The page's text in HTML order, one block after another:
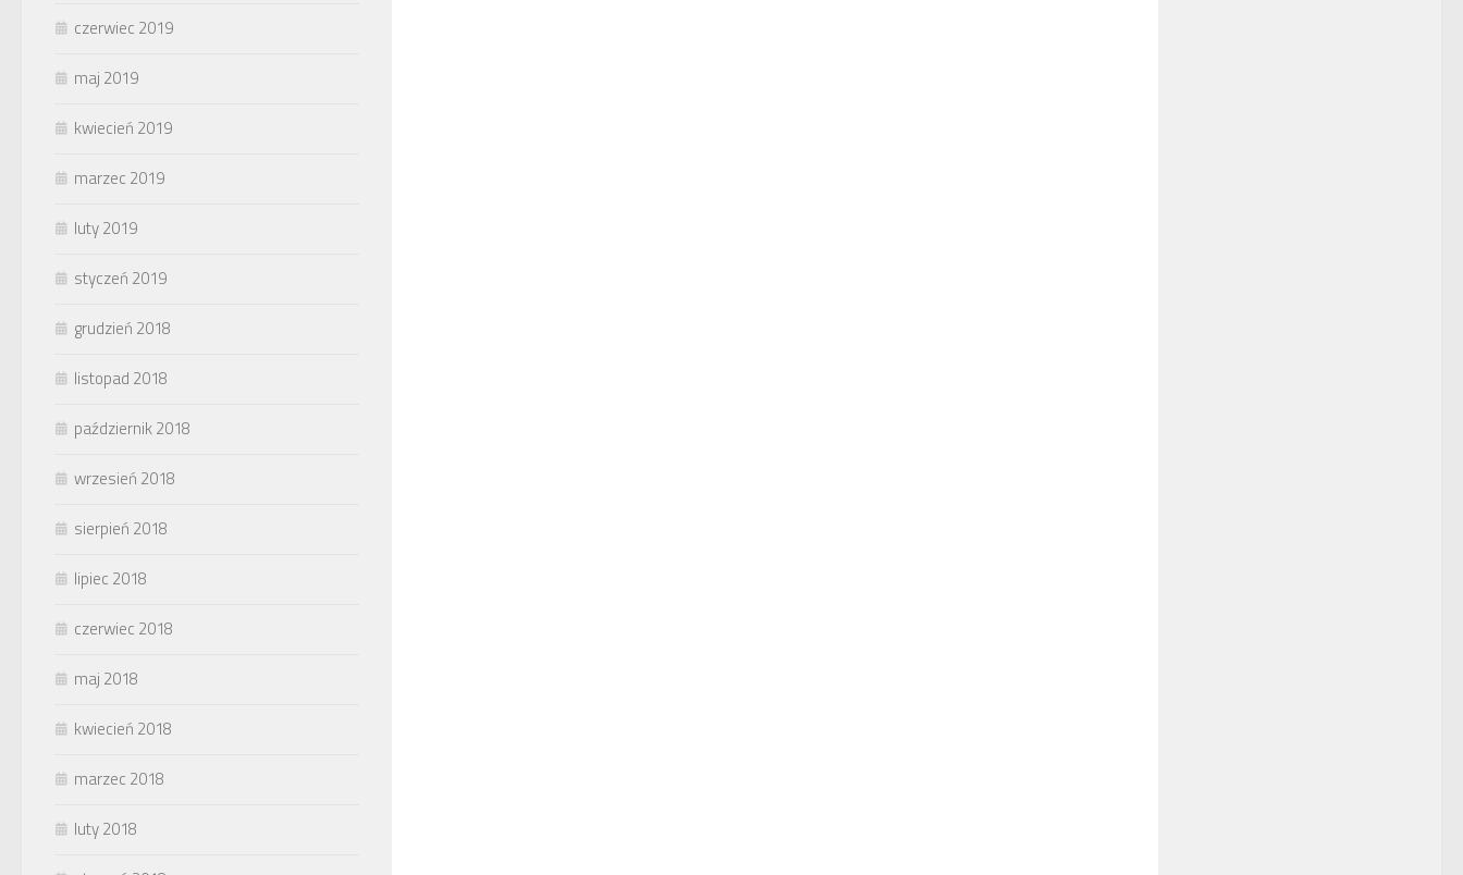
czerwiec 2019
maj 2019
kwiecień 2019
marzec 2019
luty 2019
styczeń 2019
grudzień 2018
listopad 2018
październik 2018
wrzesień 2018
sierpień 2018
lipiec 2018
czerwiec 2018
maj 2018
kwiecień 2018
marzec 2018
luty 2018